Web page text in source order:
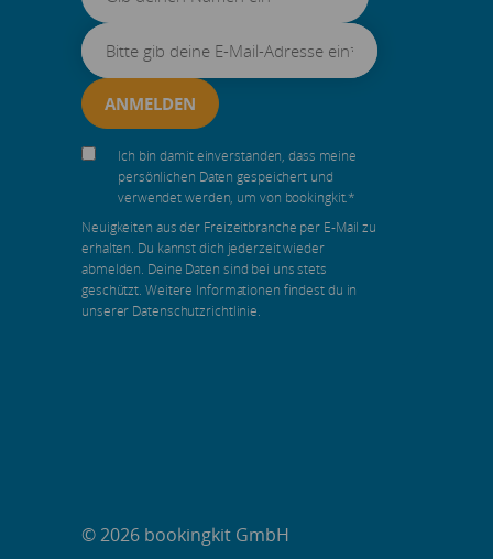
Ich bin damit einverstanden, dass meine
persönlichen Daten gespeichert und
verwendet werden, um von bookingkit.*
Neuigkeiten aus der Freizeitbranche per E-Mail zu
erhalten. Du kannst dich jederzeit wieder
abmelden. Deine Daten sind bei uns stets
geschützt. Weitere Informationen findest du in
unserer Datenschutzrichtlinie.
© 2026 bookingkit GmbH